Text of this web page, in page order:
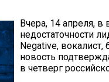
Вчера, 14 апреля, в
недостаточности
Negative, вокалист,
новость
в четверг